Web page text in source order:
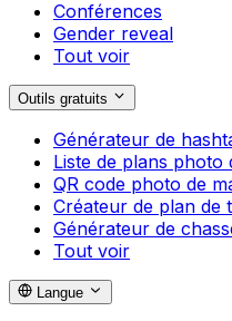
Conférences
Gender reveal
Tout voir
Outils gratuits
Générateur de
Liste de plans photo
QR code photo de
Créateur de plan de
Générateur de
Tout voir
Langue